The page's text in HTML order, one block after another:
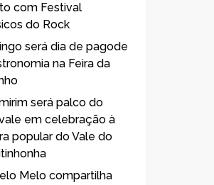
com Festival
do Rock
será dia de pagode
na Feira da
será palco do
em celebração à
popular do Vale do
Melo compartilha